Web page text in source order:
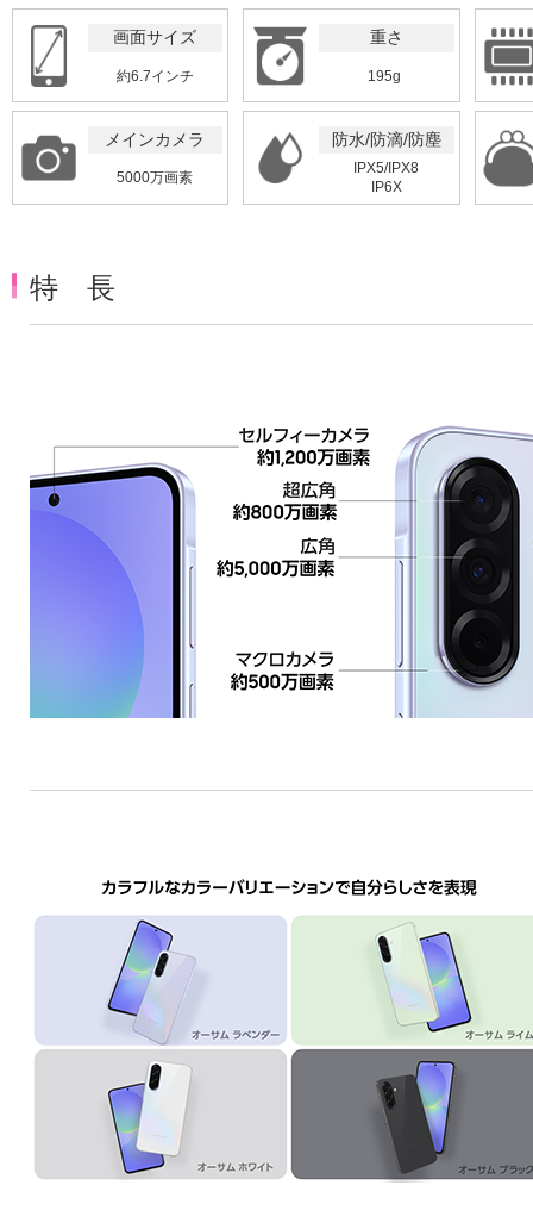
画面サイズ
約6.7インチ
重さ
195g
メインカメラ
5000万画素
防水/防滴/防塵
IPX5/IPX8
IP6X
特 長